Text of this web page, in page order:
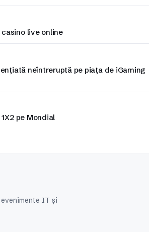
live online
neîntreruptă pe piața de iGaming
pe Mondial
IT și